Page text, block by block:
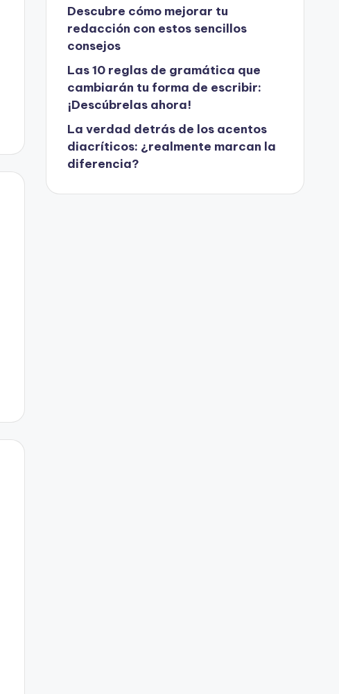
Descubre cómo mejorar tu
redacción con estos sencillos
consejos
Las 10 reglas de gramática que
cambiarán tu forma de escribir:
¡Descúbrelas ahora!
La verdad detrás de los acentos
diacríticos: ¿realmente marcan la
diferencia?